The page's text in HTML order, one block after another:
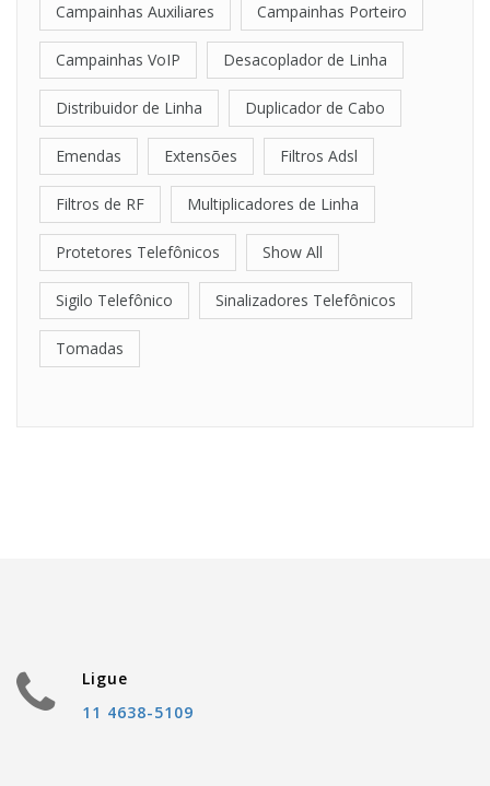
Campainhas Auxiliares Campainhas Porteiro
Campainhas VoIP Desacoplador de Linha
Distribuidor de Linha Duplicador de Cabo
Emendas Extensões Filtros Adsl
Filtros de RF Multiplicadores de Linha
Protetores Telefônicos Show All
Sigilo Telefônico Sinalizadores Telefônicos
Tomadas
Ligue
11 4638-5109